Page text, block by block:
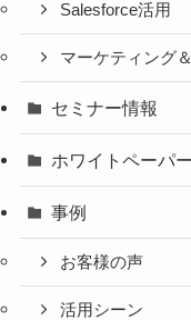
Salesforce活用
マーケティング
セミナー情報
ホワイトペーパー
事例
お客様の声
活用シーン